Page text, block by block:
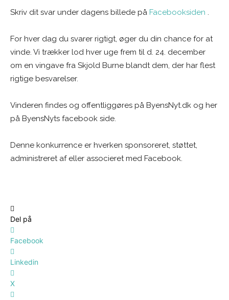
Skriv dit svar under dagens billede på Facebooksiden .
For hver dag du svarer rigtigt, øger du din chance for at
vinde. Vi trækker lod hver uge frem til d. 24. december
om en vingave fra Skjold Burne blandt dem, der har flest
rigtige besvarelser.
Vinderen findes og offentliggøres på ByensNyt.dk og her
på ByensNyts facebook side.
Denne konkurrence er hverken sponsoreret, støttet,
administreret af eller associeret med Facebook.
Del på
Facebook
Linkedin
X